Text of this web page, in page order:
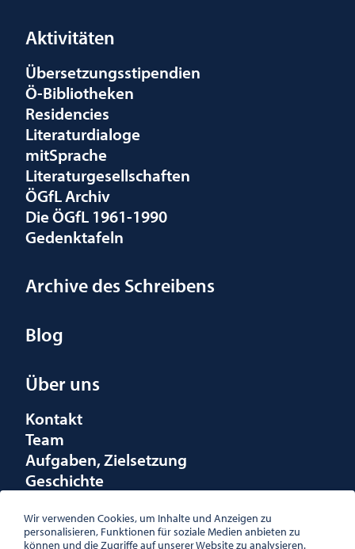
Aktivitäten
Übersetzungsstipendien
Ö-Bibliotheken
Residencies
Literaturdialoge
mitSprache
Literaturgesellschaften
ÖGfL Archiv
Die ÖGfL 1961-1990
Gedenktafeln
Archive des Schreibens
Blog
Über uns
Kontakt
Team
Aufgaben, Zielsetzung
Geschichte
Förderungen
Logo
Wir verwenden Cookies, um Inhalte und Anzeigen zu
personalisieren, Funktionen für soziale Medien anbieten zu
können und die Zugriffe auf unserer Website zu analysieren.